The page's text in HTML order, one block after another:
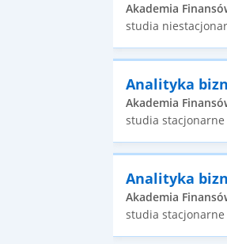
Akademia
studia
Analityka
Akademia
studia stacjonarne
Analityka
Akademia
studia stacjonarne